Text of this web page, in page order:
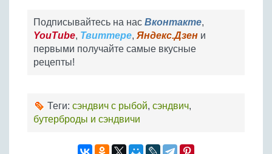
Подписывайтесь на нас Вконтакте,
YouTube, Твиттере, Яндекс.Дзен и
первыми получайте самые вкусные
рецепты!
Теги: сэндвич с рыбой, сэндвич,
бутерброды и сэндвичи